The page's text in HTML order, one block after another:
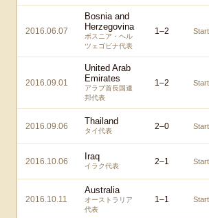
2016.06.07
Bosnia and
Herzegovina
ボスニア・ヘル
ツェゴビナ代表
1–2 Start
2016.09.01
United Arab
Emirates
アラブ首長国連
邦代表
1–2 Start
2016.09.06 Thailand
タイ代表 2–0 Start
2016.10.06 Iraq
イラク代表 2–1 Start
2016.10.11
Australia
オーストラリア
代表
1–1 Start